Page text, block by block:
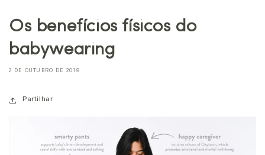
Os benefícios físicos do
babywearing
2 DE OUTUBRO DE 2019
Partilhar